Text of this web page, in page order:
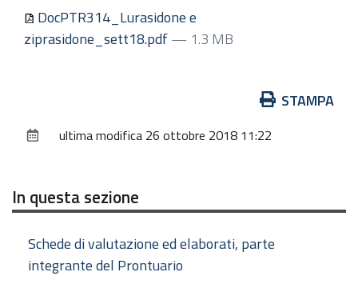
DocPTR314_Lurasidone e
ziprasidone_sett18.pdf— 1.3 MB
documento
STAMPA
ultima modifica 26 ottobre 2018 11:22
In questa sezione
Schede di valutazione ed elaborati, parte
integrante del Prontuario